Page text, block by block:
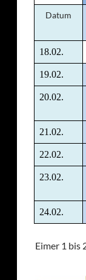
Datum
18.02.
19.02.
20.02.
21.02.
22.02.
23.02.
24.02.
Eimer 1 bis